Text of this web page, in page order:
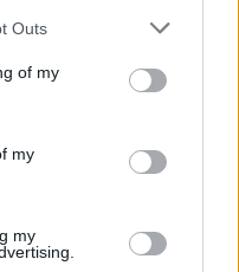
one or more Google
You may click to
its third-party tags to
in below Google
Outs
of my
my
my